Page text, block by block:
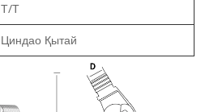
Т/Т
Циндао Қытай